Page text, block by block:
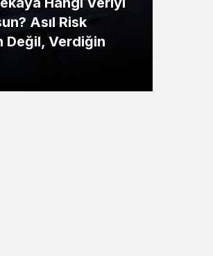
Asıl Risk
Değil, Verdiğin